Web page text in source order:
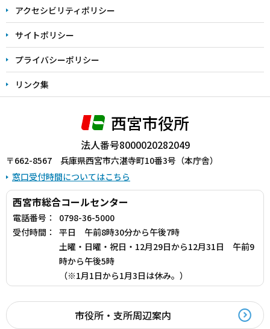
アクセシビリティポリシー
サイトポリシー
プライバシーポリシー
リンク集
西宮市役所
法人番号8000020282049
〒662-8567 兵庫県西宮市六湛寺町10番3号（本庁舎）
窓口受付時間についてはこちら
西宮市総合コールセンター
電話番号：
0798-36-5000
受付時間：
平日 午前8時30分から午後7時
土曜・日曜・祝日・12月29日から12月31日 午前9
時から午後5時
（※1月1日から1月3日は休み。）
市役所・支所周辺案内